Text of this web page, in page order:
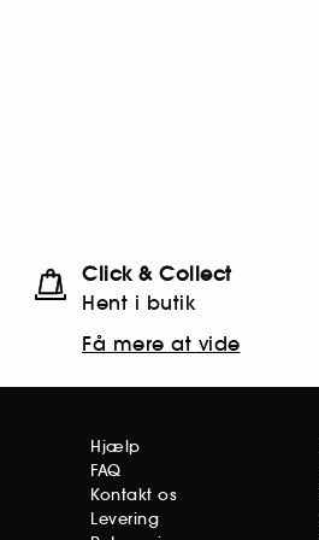
Click & Collect
Hent i butik
Få mere at vide
Hjælp
FAQ
Kontakt os
Levering